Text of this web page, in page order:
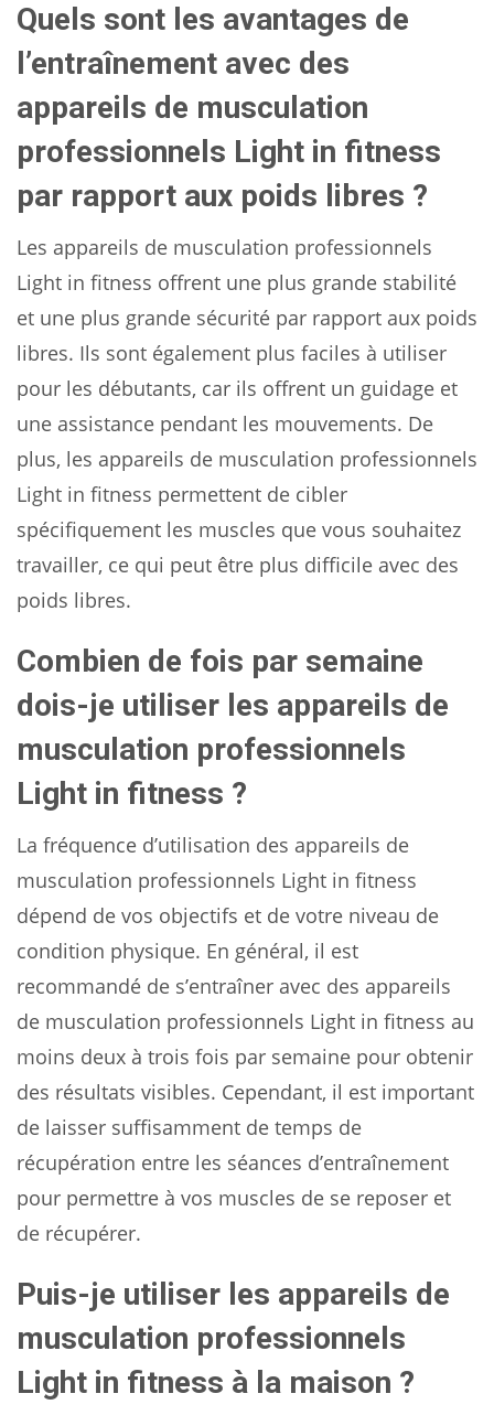
Quels sont les avantages de
l’entraînement avec des
appareils de musculation
professionnels Light in fitness
par rapport aux poids libres ?
Les appareils de musculation professionnels
Light in fitness offrent une plus grande stabilité
et une plus grande sécurité par rapport aux poids
libres. Ils sont également plus faciles à utiliser
pour les débutants, car ils offrent un guidage et
une assistance pendant les mouvements. De
plus, les appareils de musculation professionnels
Light in fitness permettent de cibler
spécifiquement les muscles que vous souhaitez
travailler, ce qui peut être plus difficile avec des
poids libres.
Combien de fois par semaine
dois-je utiliser les appareils de
musculation professionnels
Light in fitness ?
La fréquence d’utilisation des appareils de
musculation professionnels Light in fitness
dépend de vos objectifs et de votre niveau de
condition physique. En général, il est
recommandé de s’entraîner avec des appareils
de musculation professionnels Light in fitness au
moins deux à trois fois par semaine pour obtenir
des résultats visibles. Cependant, il est important
de laisser suffisamment de temps de
récupération entre les séances d’entraînement
pour permettre à vos muscles de se reposer et
de récupérer.
Puis-je utiliser les appareils de
musculation professionnels
Light in fitness à la maison ?